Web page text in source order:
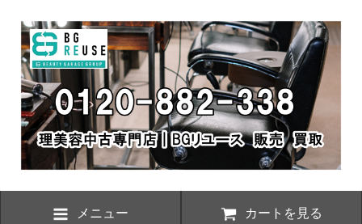
メニュー カートを見る